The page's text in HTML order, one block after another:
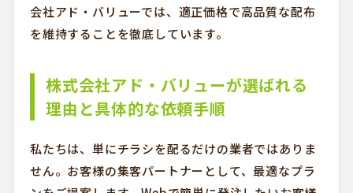
会社アド・バリューでは、適正価格で高品質な配布
を維持することを徹底しています。
株式会社アド・バリューが選ばれる
理由と具体的な依頼手順
私たちは、単にチラシを配るだけの業者ではありま
せん。お客様の集客パートナーとして、最適なプラ